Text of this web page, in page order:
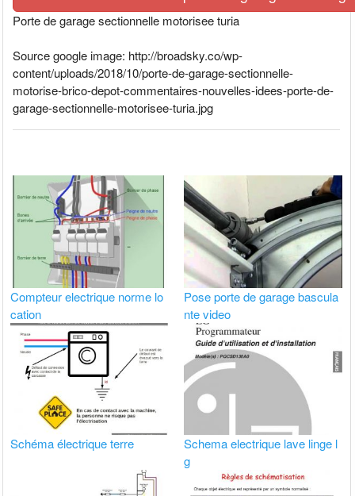
Porte de garage sectionnelle motorisee turia
Source google image: http://broadsky.co/wp-
content/uploads/2018/10/porte-de-garage-sectionnelle-
motorise-brico-depot-commentaires-nouvelles-idees-porte-de-
garage-sectionnelle-motorisee-turia.jpg
Compteur electrique norme lo
cation
Pose porte de garage bascula
nte video
Schéma électrique terre
Schema electrique lave linge l
g